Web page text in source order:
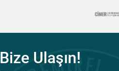
Bize Ulaşın!